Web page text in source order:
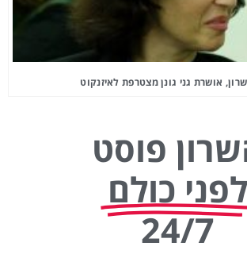
אושרת גני גונן מצטרפת לאיזנקוט
פוסט
לפני כולם
24/7